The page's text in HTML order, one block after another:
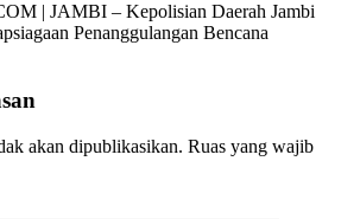
| JAMBI – Kepolisian Daerah Jambi
Penanggulangan Bencana
akan dipublikasikan. Ruas yang wajib